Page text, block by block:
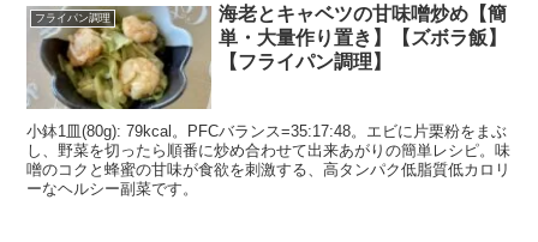
フライパン調理
海老とキャベツの甘味噌炒め【簡
単・大量作り置き】【ズボラ飯】
【フライパン調理】
小鉢1皿(80g): 79kcal。PFCバランス=35:17:48。エビに片栗粉をまぶ
し、野菜を切ったら順番に炒め合わせて出来あがりの簡単レシピ。味
噌のコクと蜂蜜の甘味が食欲を刺激する、高タンパク低脂質低カロリ
ーなヘルシー副菜です。